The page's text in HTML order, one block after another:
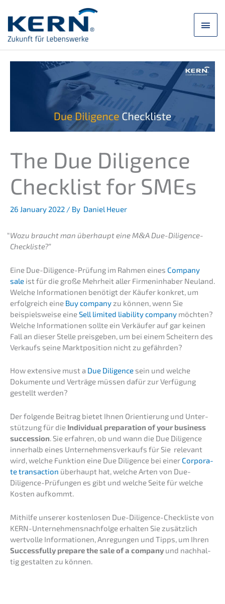
content
main
The Due Diligence
Check­list for SMEs
26 January 2022 / By Daniel Heuer
“Wozu braucht man überhaupt eine M&A Due-Diligence-
Checkliste?”
Eine Due-Diligence-Prüfung im Rahmen eines Compa­ny
sale ist für die große Mehrheit aller Firmen­in­ha­ber Neuland.
Welche Infor­ma­tio­nen benötigt der Käufer konkret, um
erfolg­reich eine Buy compa­ny zu können, wenn Sie
beispiels­wei­se eineSell limit­ed liabi­li­ty compa­ny möchten?
Welche Infor­ma­tio­nen sollte ein Verkäu­fer auf gar keinen
Fall an dieser Stelle preis­ge­ben, um bei einem Schei­tern des
Verkaufs seine Markt­po­si­ti­on nicht zu gefährden?
How exten­si­ve must a Due Diligencesein und welche
Dokumen­te und Verträ­ge müssen dafür zur Verfü­gung
gestellt werden?
Der folgen­de Beitrag bietet Ihnen Orien­tie­rung und Unter­
stüt­zung für die Indivi­du­al prepa­ra­ti­on of your business
succes­si­on. Sie erfah­ren, ob und wann die Due Diligence
inner­halb eines Unter­neh­mens­ver­kaufs für Sie relevant
wird, welche Funkti­on eine Due Diligence bei einer Corpo­ra­
te transac­tion überhaupt hat, welche Arten von Due-
Diligence-Prüfun­gen es gibt und welche Seite für welche
Kosten aufkommt.
Mithil­fe unserer kosten­lo­sen Due-Diligence-Check­lis­te von
KERN-Unternehmens­nachfolge erhal­ten Sie zusätz­lich
wertvol­le Infor­ma­tio­nen, Anregun­gen und Tipps, um Ihren
Successful­ly prepa­re the sale of a compa­ny und nachhal­
tig gestal­ten zu können.